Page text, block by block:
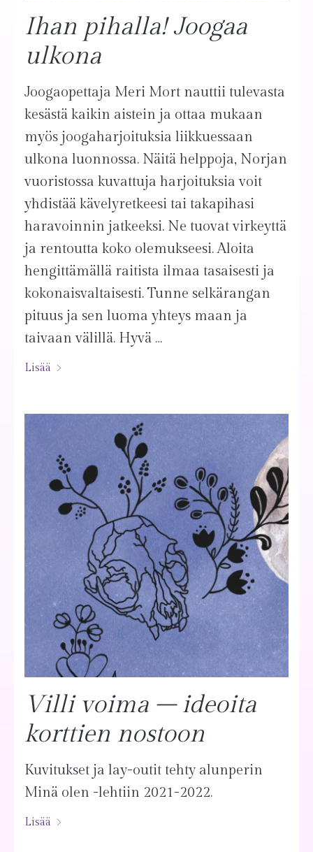
Ihan pihalla! Joogaa
ulkona
Joogaopettaja Meri Mort nauttii tulevasta
kesästä kaikin aistein ja ottaa mukaan
myös joogaharjoituksia liikkuessaan
ulkona luonnossa. Näitä helppoja, Norjan
vuoristossa kuvattuja harjoituksia voit
yhdistää kävelyretkeesi tai takapihasi
haravoinnin jatkeeksi. Ne tuovat virkeyttä
ja rentoutta koko olemukseesi. Aloita
hengittämällä raitista ilmaa tasaisesti ja
kokonaisvaltaisesti. Tunne selkärangan
pituus ja sen luoma yhteys maan ja
taivaan välillä. Hyvä …
Lisää
Villi voima – ideoita
korttien nostoon
Kuvitukset ja lay-outit tehty alunperin
Minä olen -lehtiin 2021-2022.
Lisää